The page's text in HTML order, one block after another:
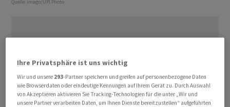
Quelle: imago/UPI Photo
Ihre Privatsphäre ist uns wichtig
Wir und unsere 293-Partner speichern und greifen auf personenbezogene Daten
wie Browserdaten oder eindeutige Kennungen auf Ihrem Gerät zu. Durch Auswahl
von Akzeptieren aktivieren Sie Tracking-Technologien für die unter „Wir und
unsere Partner verarbeiten Daten, um Ihnen Dienste bereitzustellen“ aufgeführten